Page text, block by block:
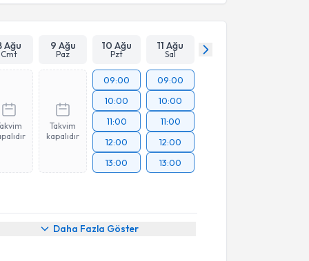
Ağu
Cmt
9 Ağu
Paz
10 Ağu
Pzt
11 Ağu
Sal
Takvim
kapalıdır
09:00
10:00
11:00
12:00
13:00
09:00
10:00
11:00
12:00
13:00
Daha Fazla Göster